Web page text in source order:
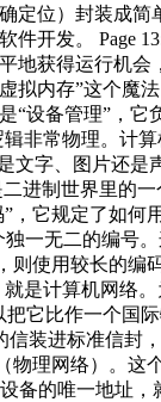
位）封装成
开发。 Page
地获得运行机
拟内存”这个魔
设备管理”，
非常物理。计
文字、图片还
进制世界里的
它规定了如
无二的编号
使用较长的编
是计算机网络
它比作一个国
装进标准信封
理网络）。
备的唯一地址